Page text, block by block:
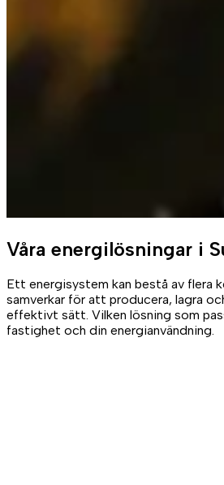
Våra energilösningar i
Ett energisystem kan bestå av flera
samverkar för att producera, lagra
effektivt sätt. Vilken lösning som
fastighet och din energianvändning.